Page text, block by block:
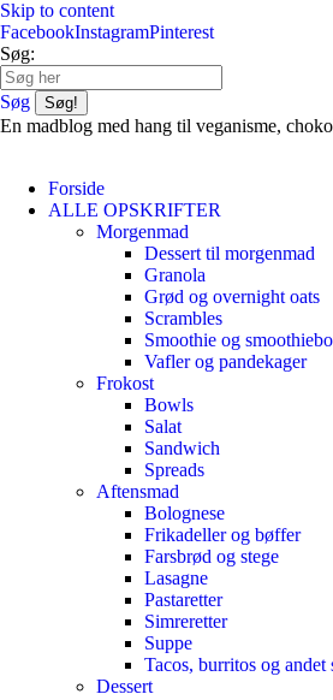
Skip to content
FacebookInstagramPinterest
Søg:
Søg
En madblog med hang til veganisme,
Forside
ALLE OPSKRIFTER
Morgenmad
Dessert til morgenmad
Granola
Grød og overnight oats
Scrambles
Smoothie og
Vafler og pandekager
Frokost
Bowls
Salat
Sandwich
Spreads
Aftensmad
Bolognese
Frikadeller og bøffer
Farsbrød og stege
Lasagne
Pastaretter
Simreretter
Suppe
Tacos, burritos og andet
Dessert